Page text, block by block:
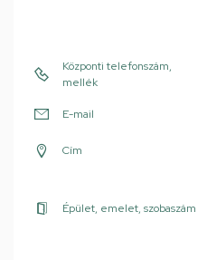
Központi telefonszám,
mellék
E-mail
Cím
Épület, emelet, szobaszám